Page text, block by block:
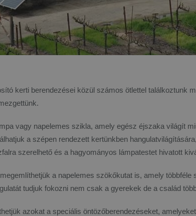
kerti berendezései közül számos ötlettel találkoztunk
vagy napelemes szikla, amely egész éjszaka világít
a szépen rendezett kertünkben
szerelhető és a hagyományos lámpatestet hivatott
a napelemes szökőkutat is, amely többféle
tudjuk fokozni nem csak a gyerekek de a család
azokat a speciális öntözőberendezéseket,